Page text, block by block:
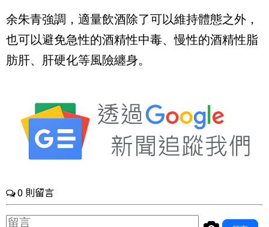
余朱青強調，適量飲酒除了可以維持體態之外，
也可以避免急性的酒精性中毒、慢性的酒精性脂
肪肝、肝硬化等風險纏身。